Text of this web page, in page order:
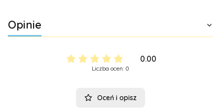
Opinie
0.00
Liczba ocen: 0
Oceń i opisz